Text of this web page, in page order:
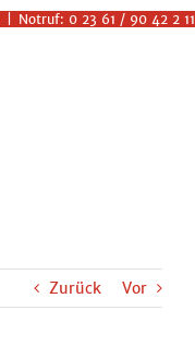
Notruf: 0 23 61 / 90 42 2 11
Zurück Vor